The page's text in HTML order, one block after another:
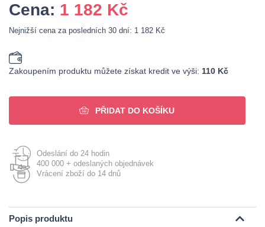
Cena: 1 182 Kč
Nejnižší cena za posledních 30 dní: 1 182 Kč
Zakoupením produktu můžete získat kredit ve výši: 110 Kč
PŘIDAT DO KOŠÍKU
Odeslání do 24 hodin
400 000 + odeslaných objednávek
Vrácení zboží do 14 dnů
Popis produktu